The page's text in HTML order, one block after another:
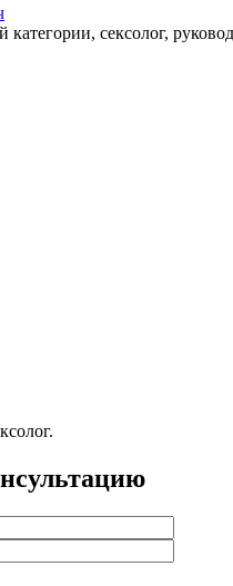
категории, сексолог,